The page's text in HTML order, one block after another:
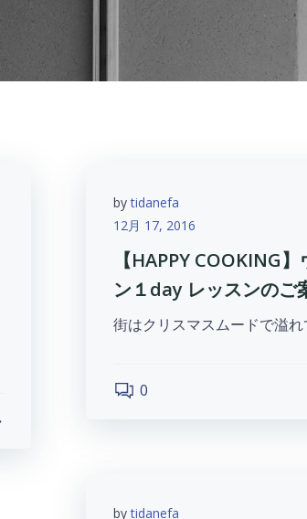
bytidanefa
12月 17, 2016
【HAPPY COOKING
ン１day レッスンのご
街はクリスマスムードで溢
0
bytidanefa